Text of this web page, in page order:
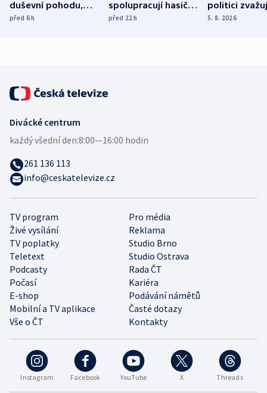
duševní pohodu,
ukázala
před 6h
spolupracují hasiči z
různých zemí
před 22h
politici
dohodu o
5. 8. 2026
Instagram Facebook YouTube X Threads
TV program
Pro média
Živé vysílání
Reklama
TV poplatky
Studio Brno
Teletext
Studio Ostrava
Podcasty
Rada ČT
Počasí
Kariéra
E-shop
Podávání námětů
Mobilní a TV aplikace
Časté dotazy
Vše o ČT
Kontakty
Divácké centrum
každý všední den:8:00—16:00 hodin
261 136 113
info@ceskatelevize.cz